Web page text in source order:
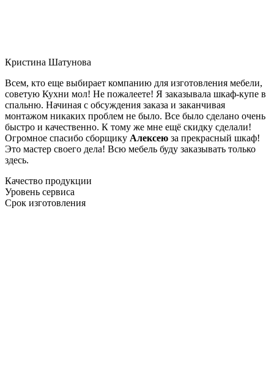
Кристина Шатунова
Всем, кто еще выбирает компанию для изготовления мебели,
советую Кухни мол! Не пожалеете! Я заказывала шкаф-купе в
спальню. Начиная с обсуждения заказа и заканчивая
монтажом никаких проблем не было. Все было сделано очень
быстро и качественно. К тому же мне ещё скидку сделали!
Огромное спасибо сборщику Алексею за прекрасный шкаф!
Это мастер своего дела! Всю мебель буду заказывать только
здесь.
Качество продукции
Уровень сервиса
Срок изготовления